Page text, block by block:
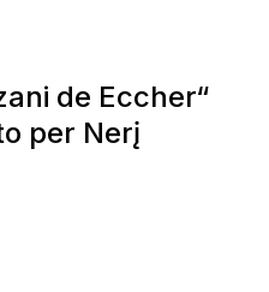
de Eccher“
per Nerį